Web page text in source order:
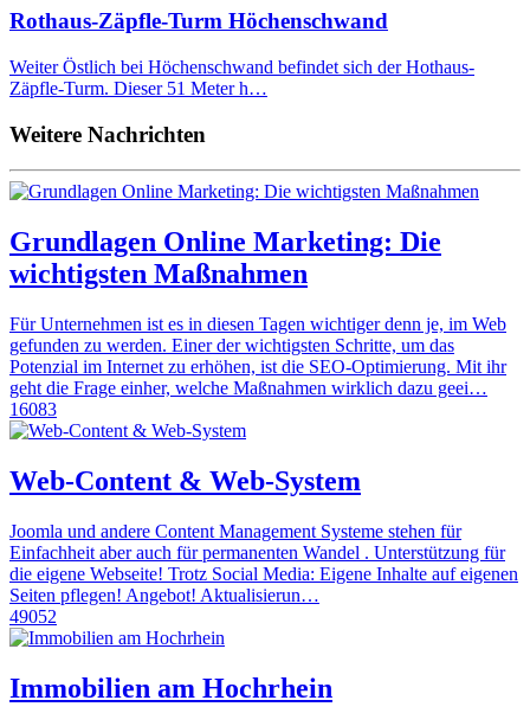
Rothaus-Zäpfle-Turm Höchenschwand
Weiter Östlich bei Höchenschwand befindet sich der Hothaus-
Zäpfle-Turm. Dieser 51 Meter h…
Weitere Nachrichten
Grundlagen Online Marketing: Die
wichtigsten Maßnahmen
Für Unternehmen ist es in diesen Tagen wichtiger denn je, im Web
gefunden zu werden. Einer der wichtigsten Schritte, um das
Potenzial im Internet zu erhöhen, ist die SEO-Optimierung. Mit ihr
geht die Frage einher, welche Maßnahmen wirklich dazu geei…
16083
Web-Content & Web-System
Joomla und andere Content Management Systeme stehen für
Einfachheit aber auch für permanenten Wandel . Unterstützung für
die eigene Webseite! Trotz Social Media: Eigene Inhalte auf eigenen
Seiten pflegen! Angebot! Aktualisierun…
49052
Immobilien am Hochrhein